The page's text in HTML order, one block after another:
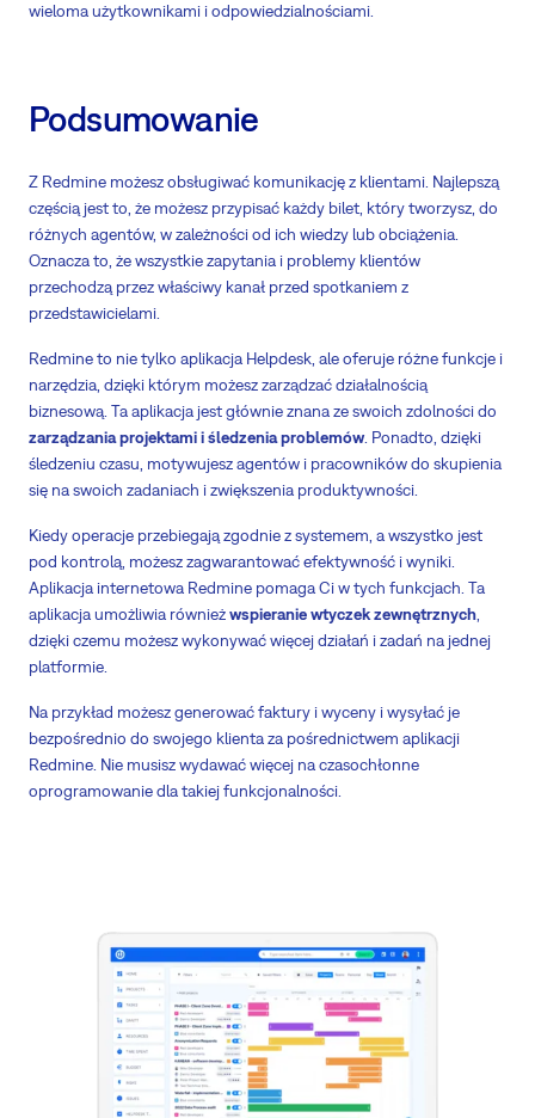
wieloma użytkownikami i odpowiedzialnościami.
Podsumowanie
Z Redmine możesz obsługiwać komunikację z klientami. Najlepszą
częścią jest to, że możesz przypisać każdy bilet, który tworzysz, do
różnych agentów, w zależności od ich wiedzy lub obciążenia.
Oznacza to, że wszystkie zapytania i problemy klientów
przechodzą przez właściwy kanał przed spotkaniem z
przedstawicielami.
Redmine to nie tylko aplikacja Helpdesk, ale oferuje różne funkcje i
narzędzia, dzięki którym możesz zarządzać działalnością
biznesową. Ta aplikacja jest głównie znana ze swoich zdolności do
zarządzania projektami i śledzenia problemów. Ponadto, dzięki
śledzeniu czasu, motywujesz agentów i pracowników do skupienia
się na swoich zadaniach i zwiększenia produktywności.
Kiedy operacje przebiegają zgodnie z systemem, a wszystko jest
pod kontrolą, możesz zagwarantować efektywność i wyniki.
Aplikacja internetowa Redmine pomaga Ci w tych funkcjach. Ta
aplikacja umożliwia równieżwspieranie wtyczek zewnętrznych,
dzięki czemu możesz wykonywać więcej działań i zadań na jednej
platformie.
Na przykład możesz generować faktury i wyceny i wysyłać je
bezpośrednio do swojego klienta za pośrednictwem aplikacji
Redmine. Nie musisz wydawać więcej na czasochłonne
oprogramowanie dla takiej funkcjonalności.